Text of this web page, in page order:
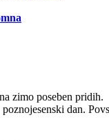
zimo poseben pridih.
dan.